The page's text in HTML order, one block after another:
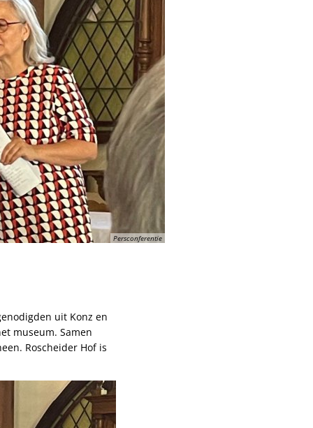
Persconferentie
uit Konz en
museum. Samen
Roscheider Hof is